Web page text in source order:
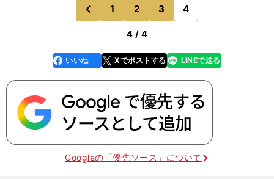
前
のページへ
1 2 3 4
4 / 4
faceboo
k
いいね Xでポストする
line LINEで送る
Googleの「優先ソース」について